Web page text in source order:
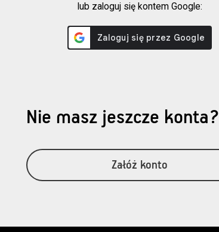
lub zaloguj się kontem Google:
Nie masz jeszcze konta?
Załóż konto